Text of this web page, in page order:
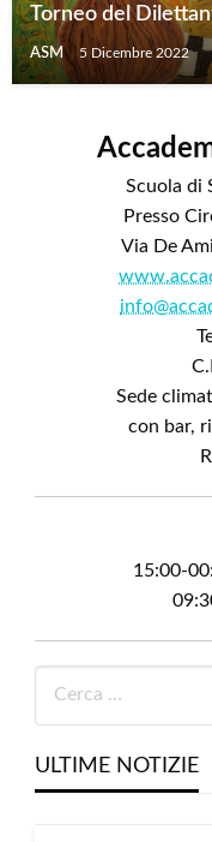
Torneo del
ASM 5 Dicembre 2022
Scuola di
Presso
Via De
Sede
con bar,
15:00-
ULTIME NOTIZIE